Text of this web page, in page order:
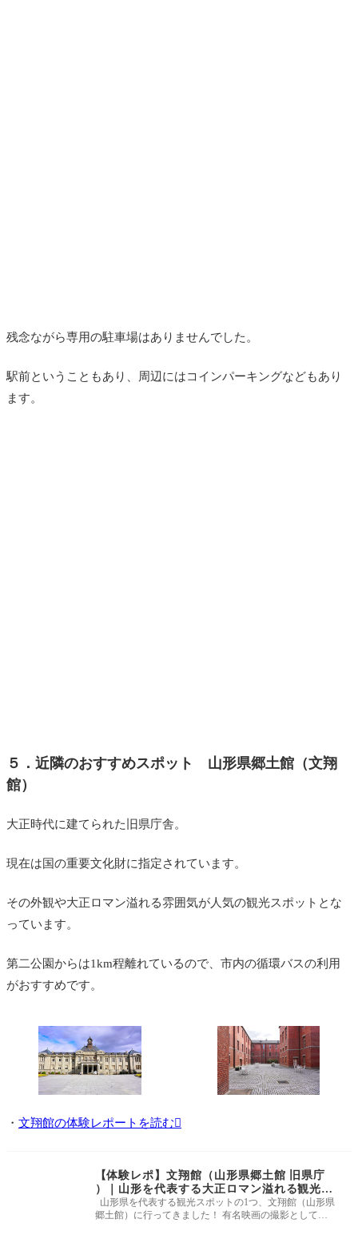
残念ながら専用の駐車場はありませんでした。
駅前ということもあり、周辺にはコインパーキングなどもあり
ます。
５．近隣のおすすめスポット 山形県郷土館（文翔
館）
大正時代に建てられた旧県庁舎。
現在は国の重要文化財に指定されています。
その外観や大正ロマン溢れる雰囲気が人気の観光スポットとな
っています。
第二公園からは1km程離れているので、市内の循環バスの利用
がおすすめです。
・ 文翔館の体験レポートを読む
【体験レポ】文翔館（山形県郷土館 旧県庁
）｜山形を代表する大正ロマン溢れる観光ス
ポット
山形県を代表する観光スポットの1つ、文翔館（山形県
郷土館）に行ってきました！ 有名映画の撮影としても